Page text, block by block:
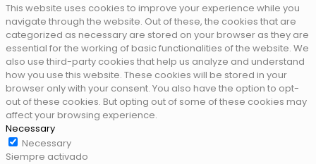
This website uses cookies to improve your experience while you
navigate through the website. Out of these, the cookies that are
categorized as necessary are stored on your browser as they are
essential for the working of basic functionalities of the website. We
also use third-party cookies that help us analyze and understand
how you use this website. These cookies will be stored in your
browser only with your consent. You also have the option to opt-
out of these cookies. But opting out of some of these cookies may
affect your browsing experience.
Necessary
Necessary
Siempre activado